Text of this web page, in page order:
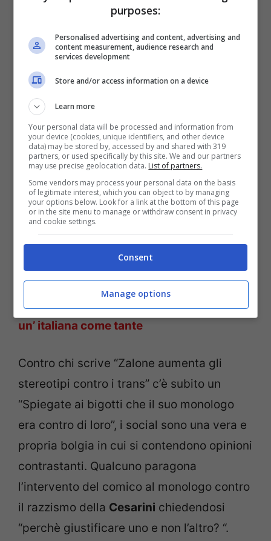
Contro l’attacco di una parte del web nei
confronti della satira diZalonesul palco
dell’Ariston arrivano subito i rinforzi, con
tanto di spunta blu sutwitter. “Il
messaggio di Zalone è chiaro, l’intelligenza
di far riflettere con il sorriso”, è questo uno
dei primi tweet pubblicati a difesa del
comico pugliese.
LEGGI ANCHE>>>Sanremo 2022, Lorena
Cesarini commuove l’ Ariston: “Non sono
un’ italiana come tante
Contro chi scrive “Zalone aumenta gli
stereotipi contro i trans” c’è subito un
“Spiegate ai bigotti che il suo monologo
era contro di loro”, i social sono una vera e
propria bolgia in cui si contendono opinioni
contrastanti. Qualcuno paragona
l’intervento del comico al monologo contro
il razzismo della Cesarini chiedendosi
“perchè giustificare uno e non l’altro? “.
purposes:
Personalised advertising and content, advertising and
content measurement, audience research and
services development
Store and/or access information on a device
Learn more
Your personal data will be processed and information from
your device (cookies, unique identifiers, and other device
data) may be stored by, accessed by and shared with 319
partners, or used specifically by this site. We and our partners
may use precise geolocation data. List of partners.
Some vendors may process your personal data on the basis
of legitimate interest, which you can object to by managing
your options below. Look for a link at the bottom of this page
or in the site menu to manage or withdraw consent in privacy
and cookie settings.
Consent
Manage options